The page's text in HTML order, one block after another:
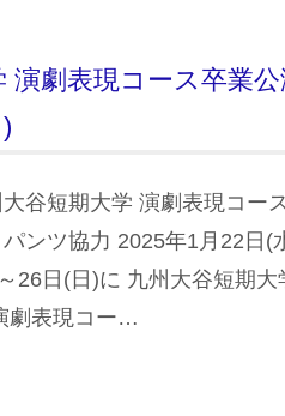
演劇表現コース卒業
谷短期大学 演劇表現コー
ンツ協力 2025年1月22日(
26日(日)に 九州大谷短期
劇表現コー…